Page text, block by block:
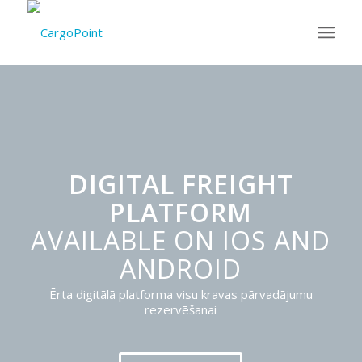
DIGITAL FREIGHT
PLATFORM
AVAILABLE ON IOS AND
ANDROID
Ērta digitālā platforma visu kravas pārvadājumu
rezervēšanai